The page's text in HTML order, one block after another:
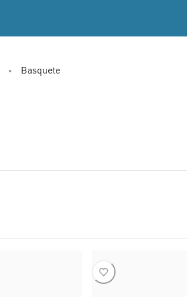
Basquete